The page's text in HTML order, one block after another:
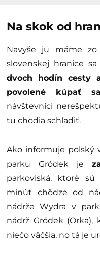
Na skok od
Navyše ju máme
slovenskej hranice
dvoch hodín cesty
povolené kúpať sa
návštevníci
tu chodia schladiť.
Ako informuje poľský
parku Gródek je
parkoviská, ktoré
minút chôdze od
nádrže Wydra v
nádrž Gródek
niečo väčšia, no tá je